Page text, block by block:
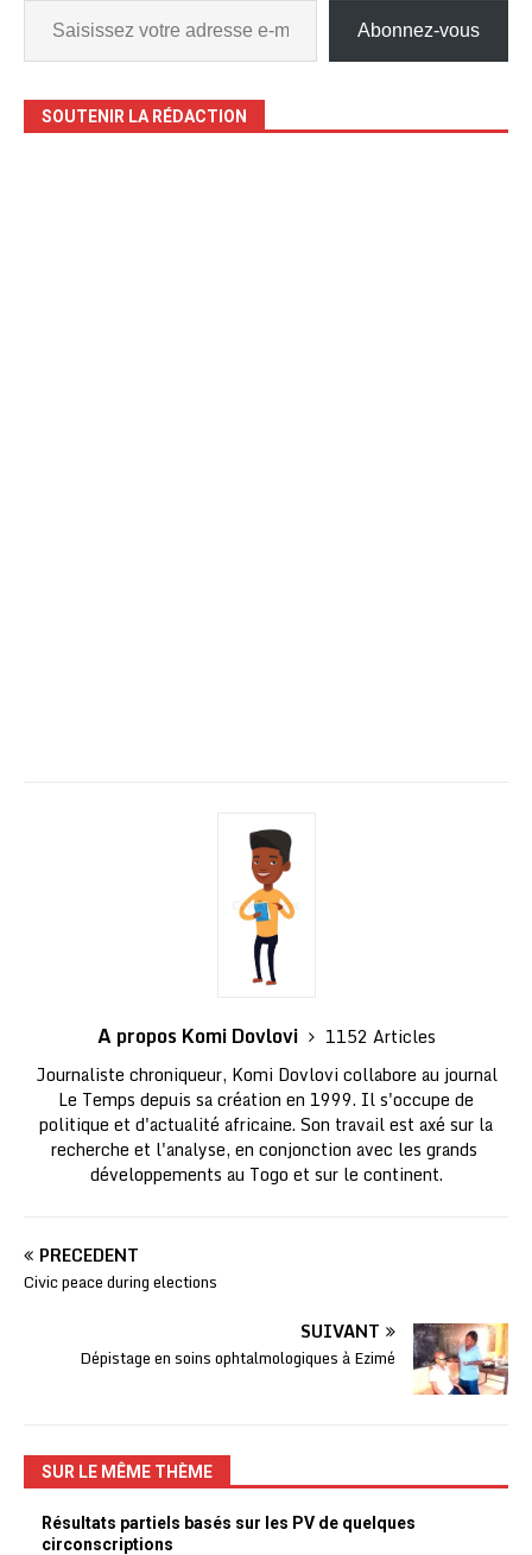
Abonnez-vous
SOUTENIR LA RÉDACTION
A propos Komi Dovlovi
1152 Articles
Journaliste chroniqueur, Komi Dovlovi collabore au journal
Le Temps depuis sa création en 1999. Il s'occupe de
politique et d'actualité africaine. Son travail est axé sur la
recherche et l'analyse, en conjonction avec les grands
développements au Togo et sur le continent.
PRÉCÉDENT
Civic peace during elections
SUIVANT
Dépistage en soins ophtalmologiques à Ezimé
SUR LE MÊME THÈME
Résultats partiels basés sur les PV de quelques
circonscriptions